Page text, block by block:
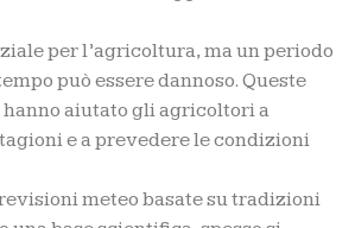
per l’agricoltura, ma un periodo
può essere dannoso. Queste
aiutato gli agricoltori a
e a prevedere le condizioni
meteo basate su tradizioni